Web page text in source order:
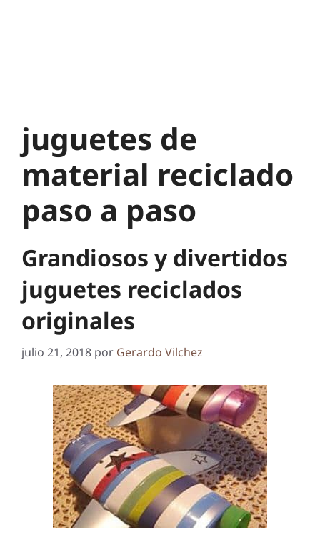
juguetes de
material reciclado
paso a paso
Grandiosos y divertidos
juguetes reciclados
originales
julio 21, 2018 por Gerardo Vilchez